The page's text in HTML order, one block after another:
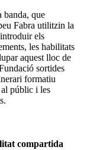
banda, que
Fabra utilitzin la
els
les habilitats
aquest lloc de
sortides
formatiu
al públic i les
compartida